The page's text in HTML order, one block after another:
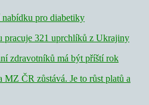
pro diabetiky
pracuje 321 uprchlíků z Ukrajiny
zdravotníků má být příští rok
ČR zůstává. Je to růst platů a